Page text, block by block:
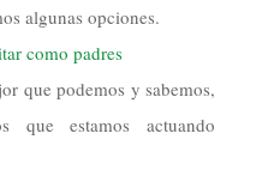
algunas opciones.
como padres
que podemos y sabemos,
que estamos actuando